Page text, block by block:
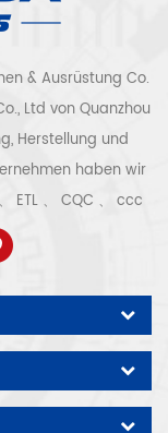
& Ausrüstung Co.
Ltd von Quanzhou
Herstellung und
haben wir
ETL 、 CQC 、 ccc
High-Tech-
und -
ölfrei,
mit
mehr als 300
Unsere
Jahre Erfahrung